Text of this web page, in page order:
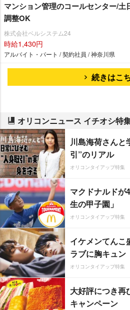
マンション管理のコールセンター/土
調整OK
株式会社ベルシステム24
時給1,430円
アルバイト・パート / 契約社員 / 神奈川県
続きはこ
オリコンニュース イチオシ特
川島海荷さんと
引”のリアル
オリコンタイアップ特集
マクドナルドが
生の甲子園」
オリコンタイアップ特集
イケメンてんこ
ラブに胸キュン
オリコンタイアップ特集
大好評につき再
キャンペーン